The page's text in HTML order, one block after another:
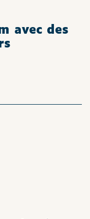
avec des